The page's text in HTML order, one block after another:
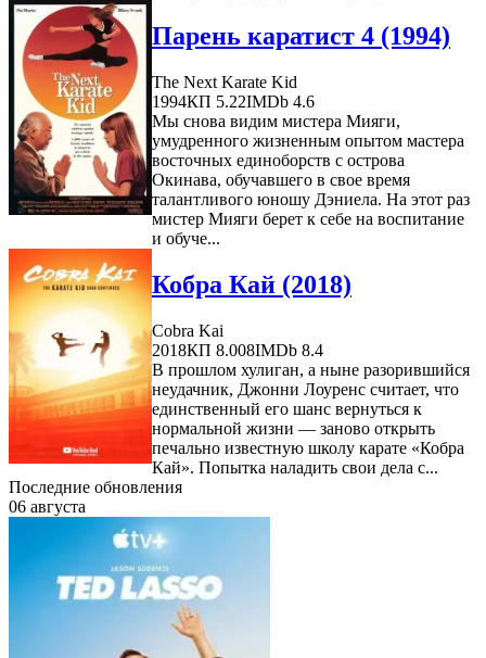
Парень каратист 4 (1994)
The Next Karate Kid
1994КП 5.22IMDb 4.6
Мы снова видим мистера Мияги,
умудренного жизненным опытом мастера
восточных единоборств с острова
Окинава, обучавшего в свое время
талантливого юношу Дэниела. На этот раз
мистер Мияги берет к себе на воспитание
и обуче...
Кобра Кай (2018)
Cobra Kai
2018КП 8.008IMDb 8.4
В прошлом хулиган, а ныне разорившийся
неудачник, Джонни Лоуренс считает, что
единственный его шанс вернуться к
нормальной жизни — заново открыть
печально известную школу карате «Кобра
Кай». Попытка наладить свои дела с...
Последние обновления
06 августа